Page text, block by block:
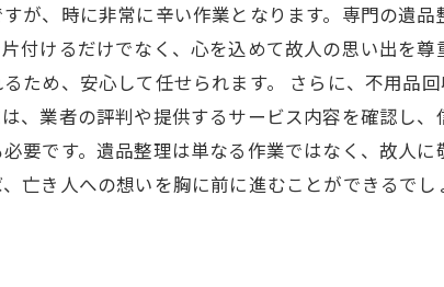
が、時に非常に辛い作業となります。専門の遺
付けるだけでなく、心を込めて故人の思い出を
ため、安心して任せられます。 さらに、不用品
、業者の評判や提供するサービス内容を確認し
要です。遺品整理は単なる作業ではなく、故人
亡き人への想いを胸に前に進むことができるでし